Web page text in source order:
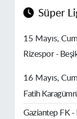
Süper
15 Mayıs,
Rizespor -
16 Mayıs,
Fatih
Gaziantep FK -